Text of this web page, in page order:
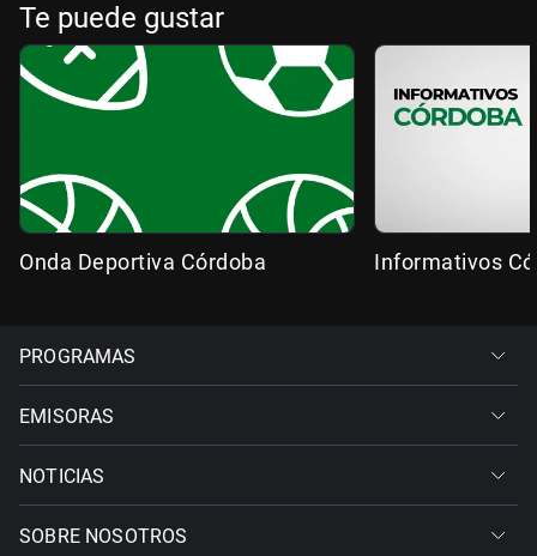
Te puede gustar
Onda Deportiva Córdoba Informativos
PROGRAMAS
EMISORAS
NOTICIAS
SOBRE NOSOTROS